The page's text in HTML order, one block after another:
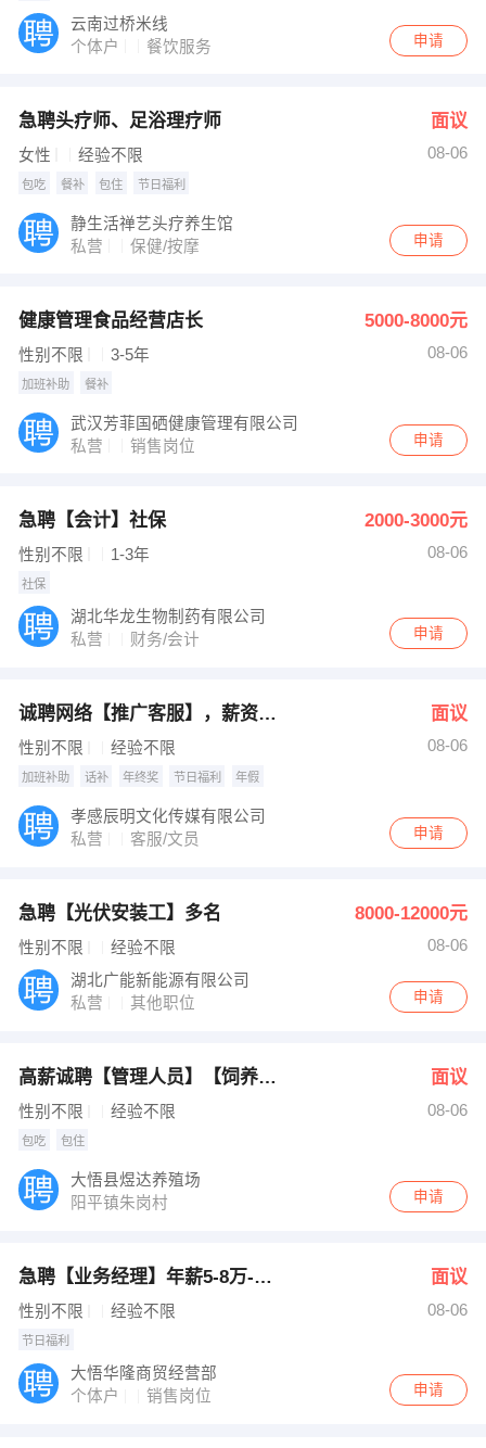
云南过桥米线
个体户
餐饮服务 申请
急聘头疗师、足浴理疗师 面议
女性 经验不限 08-06
包吃 餐补 包住 节日福利
静生活禅艺头疗养生馆
私营
保健/按摩 申请
健康管理食品经营店长 5000-8000元
性别不限 3-5年 08-06
加班补助 餐补
武汉芳菲国硒健康管理有限公司
私营
销售岗位 申请
急聘【会计】社保 2000-3000元
性别不限 1-3年 08-06
社保
湖北华龙生物制药有限公司
私营
财务/会计 申请
诚聘网络【推广客服】，薪资高待遇好~上手简单 面议
性别不限 经验不限 08-06
加班补助 话补 年终奖 节日福利 年假
孝感辰明文化传媒有限公司
私营
客服/文员 申请
急聘【光伏安装工】多名 8000-12000元
性别不限 经验不限
08-06
湖北广能新能源有限公司
私营
其他职位 申请
高薪诚聘【管理人员】【饲养人员】 面议
性别不限 经验不限 08-06
包吃 包住
大悟县煜达养殖场
阳平镇朱岗村
申请
急聘【业务经理】年薪5-8万-福利好 面议
性别不限 经验不限 08-06
节日福利
大悟华隆商贸经营部
个体户
销售岗位 申请